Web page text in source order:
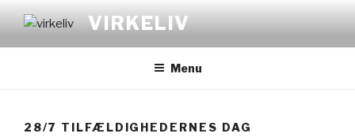
indhold
VIRKELIV
Menu
28/7 TILFÆLDIGHEDERNES DAG